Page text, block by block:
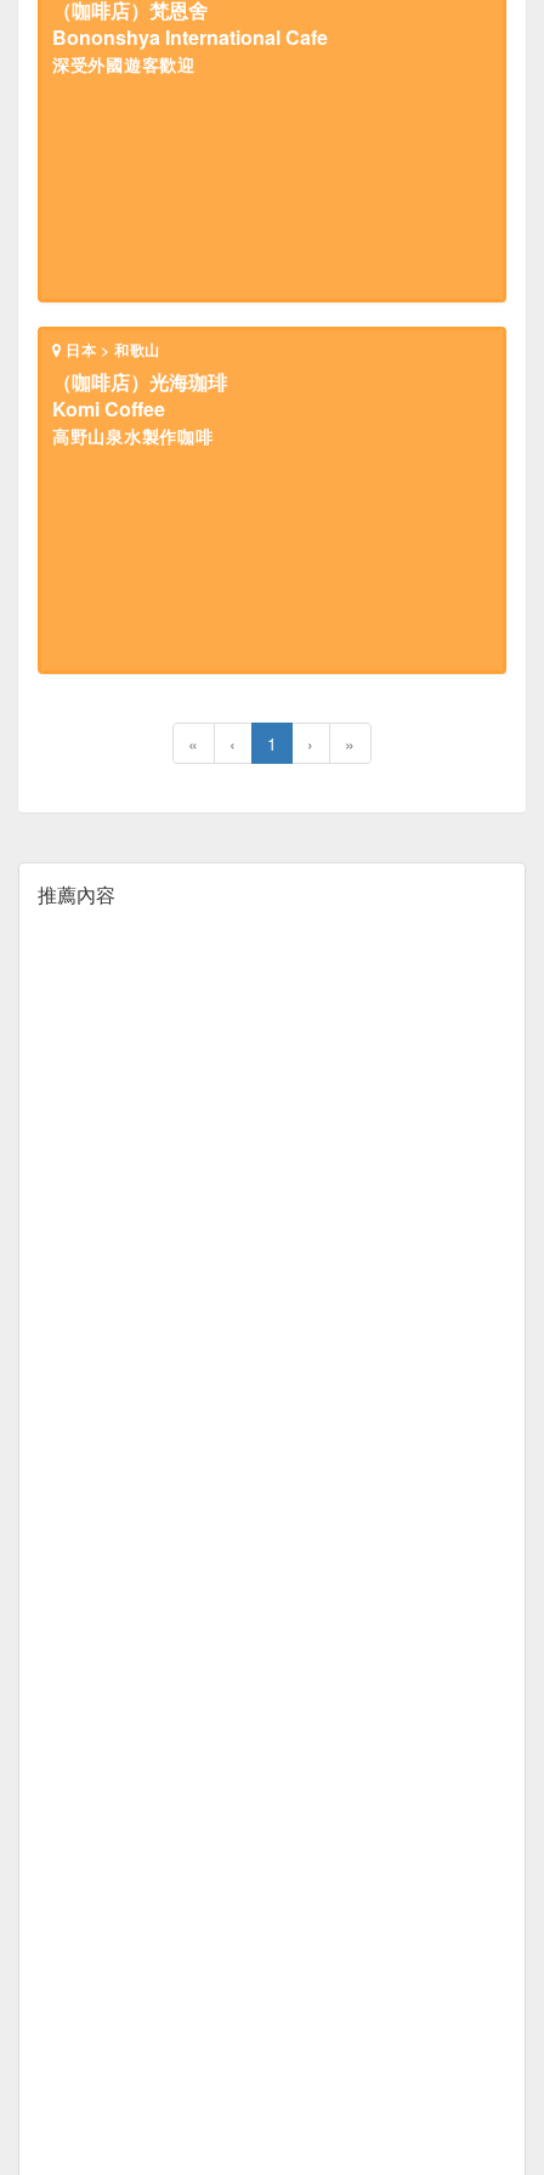
（咖啡店）梵恩舍
Bononshya International Cafe
深受外國遊客歡迎
日本 > 和歌山
（咖啡店）光海珈琲
Komi Coffee
高野山泉水製作咖啡
« ‹ 1 › »
推薦內容